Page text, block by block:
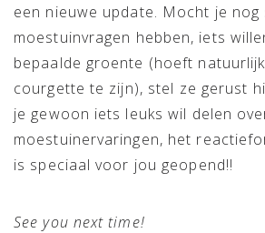
een nieuwe update. Mocht je nog
moestuinvragen hebben, iets
bepaalde groente (hoeft
courgette te zijn), stel ze gerust
je gewoon iets leuks wil delen
moestuinervaringen, het
is speciaal voor jou geopend!!
See you next time!